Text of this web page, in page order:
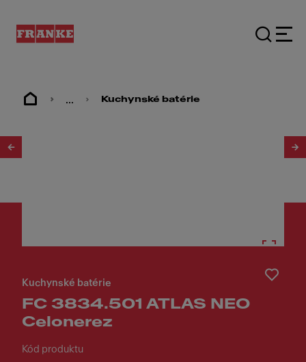
... Kuchynské batérie
Kuchynské batérie
FC 3834.501 ATLAS NEO
Celonerez
Kód produktu